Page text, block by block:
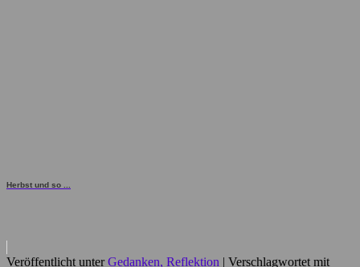
Herbst und so ...
Veröffentlicht unter Gedanken, Reflektion | Verschlagwortet mit